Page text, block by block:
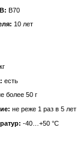
B70
10 лет
есть
более 50 г
не реже 1 раз в 5 лет
-40…+50 °С